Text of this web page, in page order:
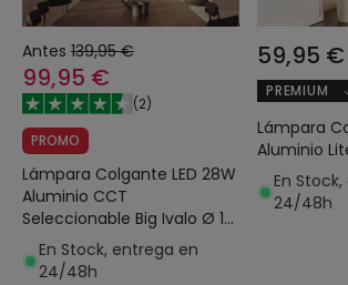
Antes 139,95 €
99,95 €
(2)
PROMO
Lámpara Colgante LED 28W
Aluminio CCT
Seleccionable Big Ivalo Ø 1
Metro
En Stock, entrega en
24/48h
59,95 €
PREMIUM
Lámpara
Aluminio
En
24/48h